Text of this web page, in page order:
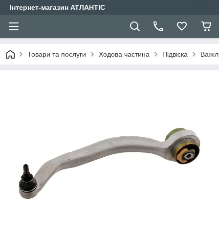
Інтернет-магазин АТЛАНТІС
Товари та послуги Ходова частина Підвіска